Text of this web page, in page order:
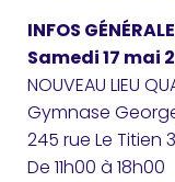
INFOS
Samedi 17 mai
NOUVEAU LIEU
Gymnase
245 rue Le Titien
De 11h00 à 18h00